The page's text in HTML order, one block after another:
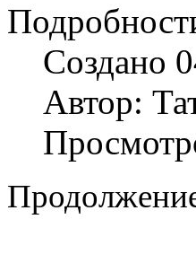
Создано
Автор: